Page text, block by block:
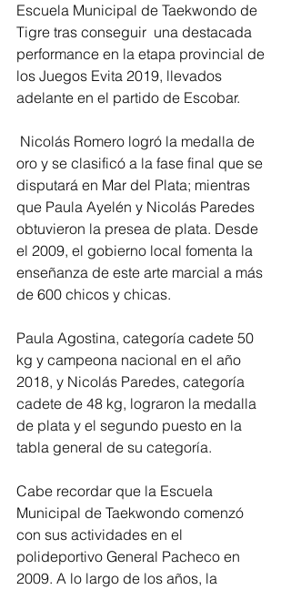
Escuela Municipal de Taekwondo de
Tigre tras conseguir  una destacada
performance en la etapa provincial de
los Juegos Evita 2019, llevados
adelante en el partido de Escobar.
oro y se clasificó a la fase final que se
disputará en Mar del Plata; mientras
que Paula Ayelén y Nicolás Paredes
obtuvieron la presea de plata. Desde
el 2009, el gobierno local fomenta la
enseñanza de este arte marcial a más
de 600 chicos y chicas.
Paula Agostina, categoría cadete 50
kg y campeona nacional en el año
2018, y Nicolás Paredes, categoría
cadete de 48 kg, lograron la medalla
de plata y el segundo puesto en la
tabla general de su categoría.
Cabe recordar que la Escuela
Municipal de Taekwondo comenzó
con sus actividades en el
polideportivo General Pacheco en
2009. A lo largo de los años, la